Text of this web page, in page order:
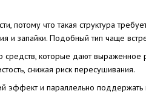
потому что такая структура
и запайки. Подобный тип чаще
которые дают
снижая риск пересушивания.
и параллельно поддержать